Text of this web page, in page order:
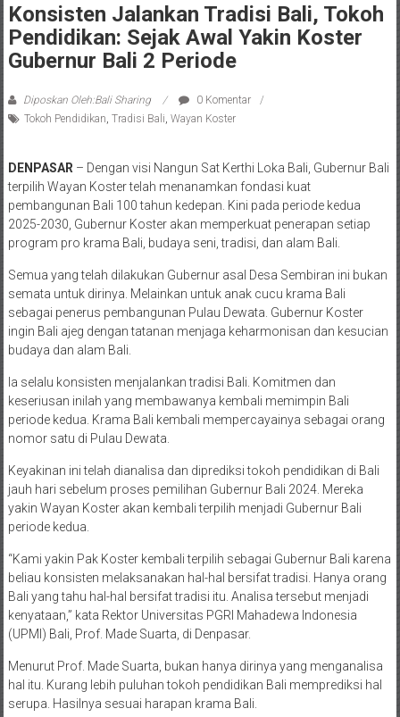
Konsisten Jalankan Tradisi Bali, Tokoh
Pendidikan: Sejak Awal Yakin Koster
Gubernur Bali 2 Periode
Diposkan Oleh:Bali Sharing
0 Komentar
Tokoh Pendidikan Tradisi Bali Wayan Koster
DENPASAR – Dengan visi Nangun Sat Kerthi Loka Bali, Gubernur Bali
terpilih Wayan Koster telah menanamkan fondasi kuat
pembangunan Bali 100 tahun kedepan. Kini pada periode kedua
2025-2030, Gubernur Koster akan memperkuat penerapan setiap
program pro krama Bali, budaya seni, tradisi, dan alam Bali.
Semua yang telah dilakukan Gubernur asal Desa Sembiran ini bukan
semata untuk dirinya. Melainkan untuk anak cucu krama Bali
sebagai penerus pembangunan Pulau Dewata. Gubernur Koster
ingin Bali ajeg dengan tatanan menjaga keharmonisan dan kesucian
budaya dan alam Bali.
Ia selalu konsisten menjalankan tradisi Bali. Komitmen dan
keseriusan inilah yang membawanya kembali memimpin Bali
periode kedua. Krama Bali kembali mempercayainya sebagai orang
nomor satu di Pulau Dewata.
Keyakinan ini telah dianalisa dan diprediksi tokoh pendidikan di Bali
jauh hari sebelum proses pemilihan Gubernur Bali 2024. Mereka
yakin Wayan Koster akan kembali terpilih menjadi Gubernur Bali
periode kedua.
“Kami yakin Pak Koster kembali terpilih sebagai Gubernur Bali karena
beliau konsisten melaksanakan hal-hal bersifat tradisi. Hanya orang
Bali yang tahu hal-hal bersifat tradisi itu. Analisa tersebut menjadi
kenyataan,” kata Rektor Universitas PGRI Mahadewa Indonesia
(UPMI) Bali, Prof. Made Suarta, di Denpasar.
Menurut Prof. Made Suarta, bukan hanya dirinya yang menganalisa
hal itu. Kurang lebih puluhan tokoh pendidikan Bali memprediksi hal
serupa. Hasilnya sesuai harapan krama Bali.